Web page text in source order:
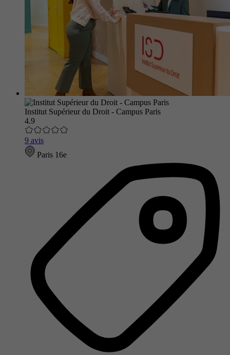
Institut Supérieur du Droit - Campus Paris
4.9
9 avis
Paris 16e